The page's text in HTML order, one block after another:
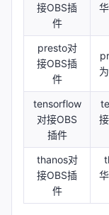
接OBS插
件
presto对
接OBS插
件
tensorflow
对接OBS
插件
thanos对
接OBS插
件